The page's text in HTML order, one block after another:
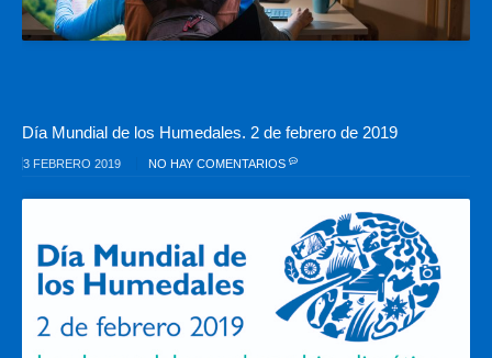
Día Mundial de los Humedales. 2 de febrero de 2019
3 FEBRERO 2019 NO HAY COMENTARIOS